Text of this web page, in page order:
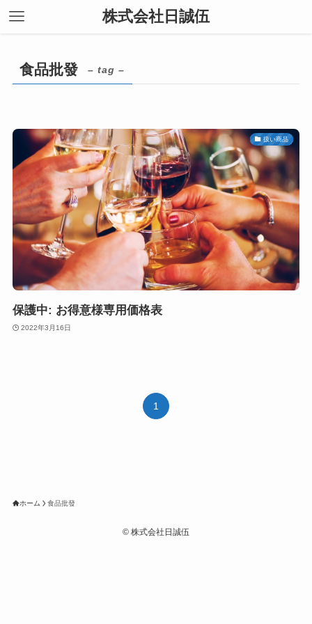
株式会社日誠伍
食品批發 – tag –
扱い商品
保護中: お得意様専用価格表
2022年3月16日
1
ホーム 食品批發
© 株式会社日誠伍